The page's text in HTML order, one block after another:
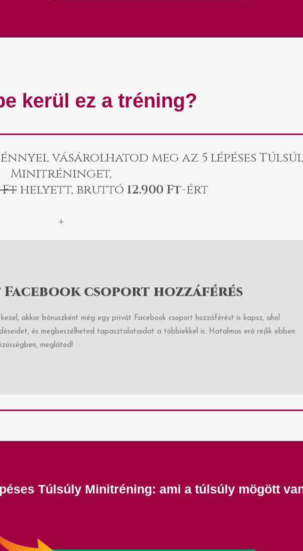
kerül ez a tréning?
vásárolhatod meg az 5 lépéses
Minitréninget,
Fthelyett, bruttó 12.900 Ft-ért
+
csoport hozzáférés
akkor bónuszként még egy privát Facebook csoport hozzáférést is kapsz, ahol
és megbeszélheted tapasztalataidat a többiekkel is. Hatalmas erő rejlik ebben
meglátod!
Túlsúly Minitréning: ami a túlsúly mögött